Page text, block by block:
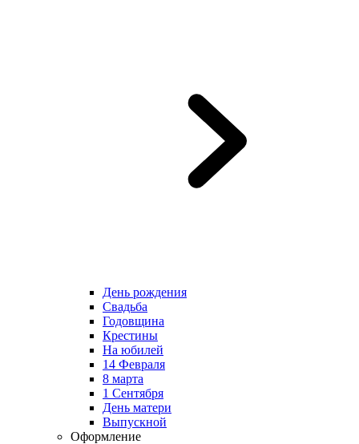
День рождения
Свадьба
Годовщина
Крестины
На юбилей
14 Февраля
8 марта
1 Сентября
День матери
Выпускной
Оформление